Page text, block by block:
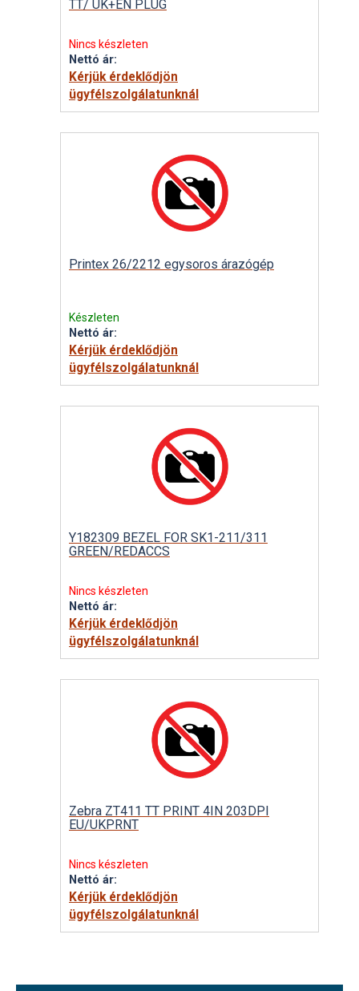
TT/ UK+EN PLUG
Nincs készleten
Nettó ár:
Kérjük érdeklődjön
ügyfélszolgálatunknál
Printex 26/2212 egysoros árazógép
Készleten
Nettó ár:
Kérjük érdeklődjön
ügyfélszolgálatunknál
Y182309 BEZEL FOR SK1-211/311
GREEN/REDACCS
Nincs készleten
Nettó ár:
Kérjük érdeklődjön
ügyfélszolgálatunknál
Zebra ZT411 TT PRINT 4IN 203DPI
EU/UKPRNT
Nincs készleten
Nettó ár:
Kérjük érdeklődjön
ügyfélszolgálatunknál